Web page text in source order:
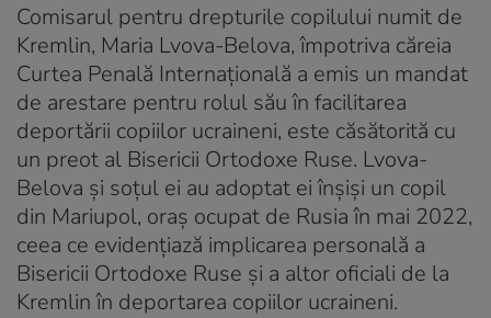
Comisarul pentru drepturile copilului numit de
Kremlin, Maria Lvova-Belova, împotriva căreia
Curtea Penală Internațională a emis un mandat
de arestare pentru rolul său în facilitarea
deportării copiilor ucraineni, este căsătorită cu
un preot al Bisericii Ortodoxe Ruse. Lvova-
Belova și soțul ei au adoptat ei înșiși un copil
din Mariupol, oraș ocupat de Rusia în mai 2022,
ceea ce evidențiază implicarea personală a
Bisericii Ortodoxe Ruse și a altor oficiali de la
Kremlin în deportarea copiilor ucraineni.